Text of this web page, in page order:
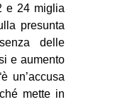
e 24 miglia
presunta
delle
e aumento
un’accusa
mette in